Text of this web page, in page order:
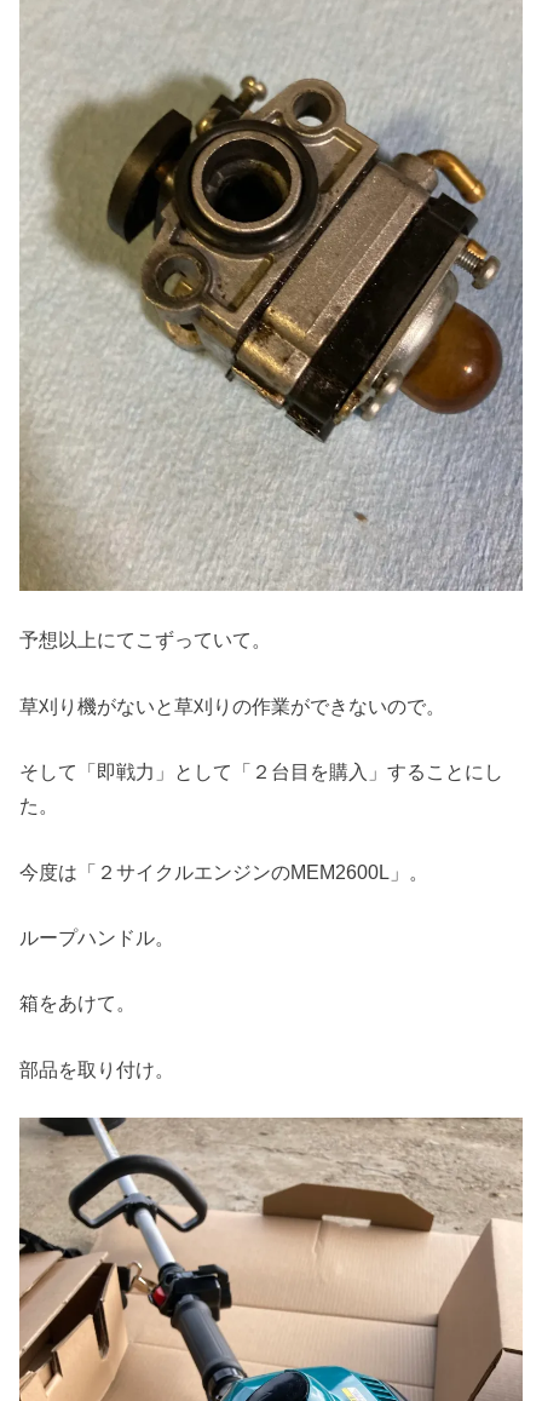
予想以上にてこずっていて。
草刈り機がないと草刈りの作業ができないので。
そして「即戦力」として「２台目を購入」することにし
た。
今度は「２サイクルエンジンのMEM2600L」。
ループハンドル。
箱をあけて。
部品を取り付け。